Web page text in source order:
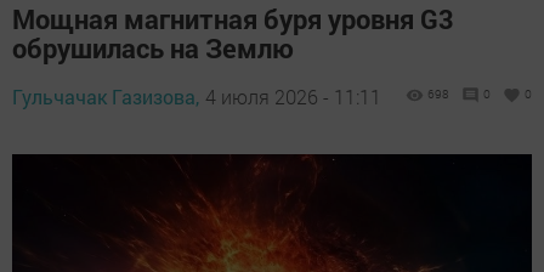
Мощная магнитная буря уровня G3
обрушилась на Землю
Гульчачак Газизова, 4 июля 2026 - 11:11 698 0 0